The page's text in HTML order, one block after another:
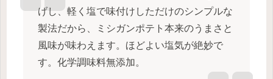
げし、軽く塩で味付けしただけのシンプルな
製法だから、ミシガンポテト本来のうまさと
風味が味わえます。ほどよい塩気が絶妙で
す。化学調味料無添加。